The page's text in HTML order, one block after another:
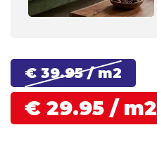
€ 39.95/ m2
€ 29.95 / m2